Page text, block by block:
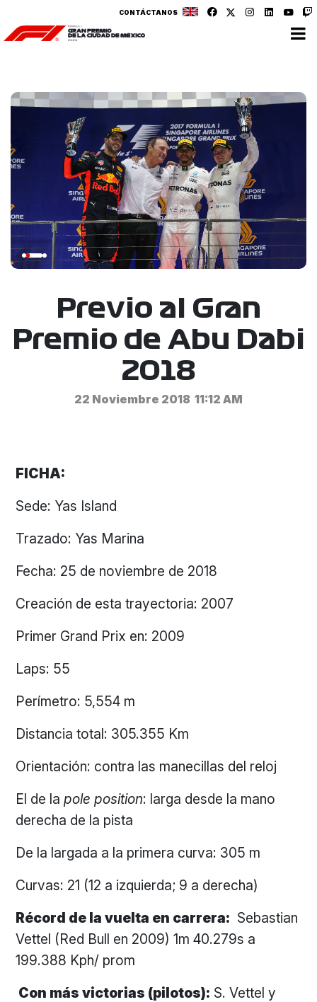
CONTÁCTANOS
Previo al Gran
Premio de Abu Dabi
2018
22 Noviembre 2018 11:12 AM
FICHA:
Sede: Yas Island
Trazado: Yas Marina
Fecha: 25 de noviembre de 2018
Creación de esta trayectoria: 2007
Primer Grand Prix en: 2009
Laps: 55
Perímetro: 5,554 m
Distancia total: 305.355 Km
Orientación: contra las manecillas del reloj
El de lapole position: larga desde la mano
derecha de la pista
De la largada a la primera curva: 305 m
Curvas: 21 (12 a izquierda; 9 a derecha)
Récord de la vuelta en carrera: Sebastian
Vettel (Red Bull en 2009) 1m 40.279s a
199.388 Kph/ prom
Con más victorias (pilotos): S. Vettel y